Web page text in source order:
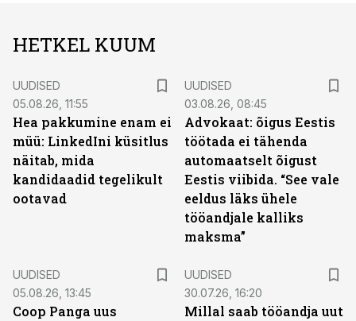
HETKEL KUUM
UUDISED
05.08.26, 11:55
Hea pakkumine enam ei
müü: LinkedIni küsitlus
näitab, mida
kandidaadid tegelikult
ootavad
UUDISED
03.08.26, 08:45
Advokaat: õigus Eestis
töötada ei tähenda
automaatselt õigust
Eestis viibida. “See vale
eeldus läks ühele
tööandjale kalliks
maksma”
UUDISED
05.08.26, 13:45
Coop Panga uus
UUDISED
30.07.26, 16:20
Millal saab tööandja uut